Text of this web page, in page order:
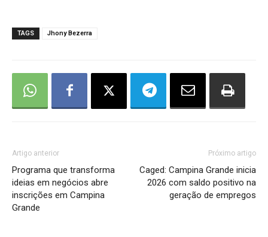
TAGS Jhony Bezerra
Artigo anterior
Programa que transforma
ideias em negócios abre
inscrições em Campina
Grande
Próximo artigo
Caged: Campina Grande inicia
2026 com saldo positivo na
geração de empregos